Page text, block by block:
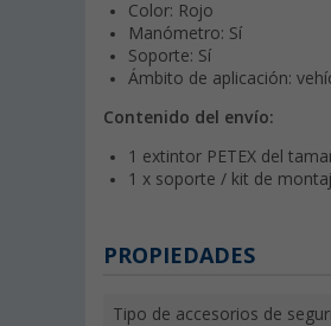
Color: Rojo
Manómetro: Sí
Soporte: Sí
Ámbito de aplicación:
Contenido del envío:
1 extintor PETEX del
1 x soporte / kit de
PROPIEDADES
Tipo de accesorios de